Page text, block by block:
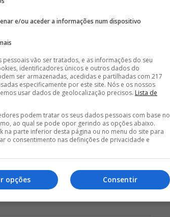
e/ou aceder a informações num dispositivo
pessoais vão ser tratados, e as informações do seu
identificadores únicos e outros dados do
ser armazenadas, acedidas e partilhadas com 217
especificamente por este site. Nós e os nossos
usar dados de geolocalização precisos. Lista de
podem tratar os seus dados pessoais com base no
ao qual se pode opor gerindo as opções abaixo.
na parte inferior desta página ou no menu do site para
o consentimento nas definições de privacidade e
Consentir
opções